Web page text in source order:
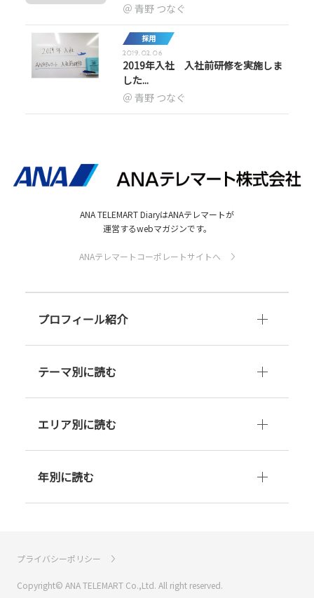
青野 つなぐ
採用
2019.02.06
2019年入社 入社前研修を実施しま
した...
青野 つなぐ
ANA TELEMART DiaryはANAテレマートが
運営するwebマガジンです。
ANAテレマートコーポレートサイトへ
プロフィール紹介
テーマ別に読む
エリア別に読む
年別に読む
プライバシーポリシー
Copyright© ANA TELEMART Co.,Ltd. All right reserved.